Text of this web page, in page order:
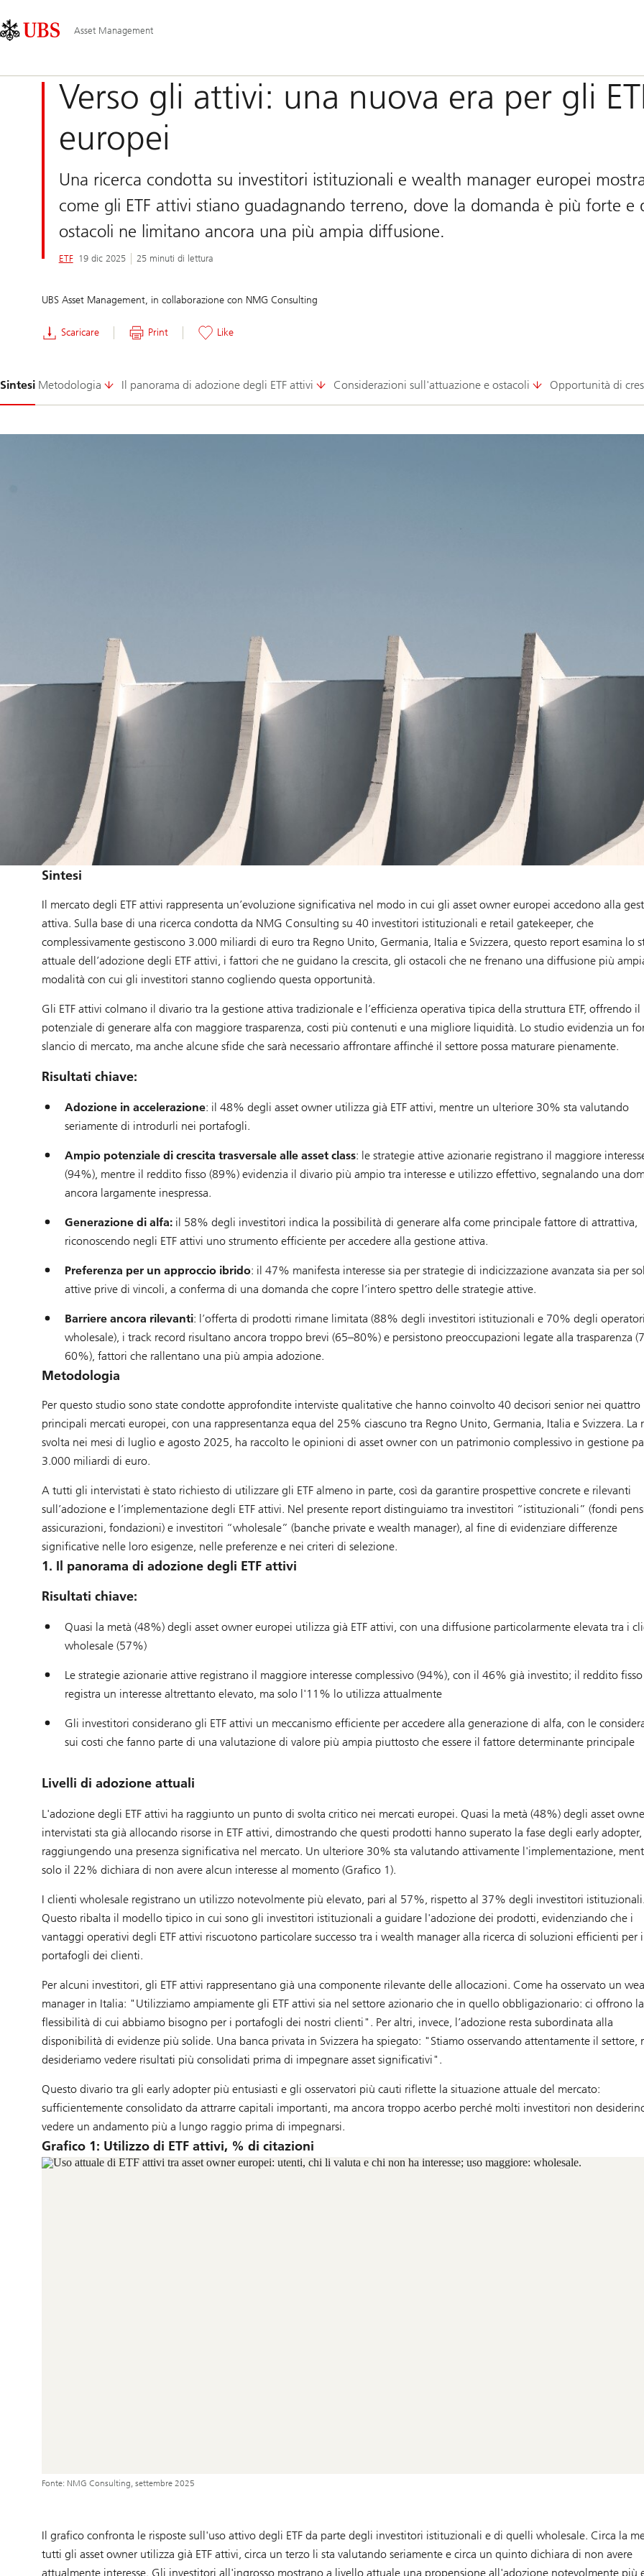
Area
principale
Asset Management
Verso gli attivi: una nuova era per gli
europei
Una ricerca condotta su investitori istituzionali e wealth manager europei
come gli ETF attivi stiano guadagnando terreno, dove la domanda è più forte e
ostacoli ne limitano ancora una più ampia diffusione.
ETF 19 dic 2025 25 minuti di lettura
UBS Asset Management, in collaborazione con NMG Consulting
Scaricare Print Like
Sintesi Metodologia Il panorama di adozione degli ETF attivi Considerazioni sull'attuazione e ostacoli Opportunità di
1-
Sintesi
Il mercato degli ETF attivi rappresenta un’evoluzione significativa nel modo in cui gli asset owner europei accedono alla
attiva. Sulla base di una ricerca condotta da NMG Consulting su 40 investitori istituzionali e retail gatekeeper, che
complessivamente gestiscono 3.000 miliardi di euro tra Regno Unito, Germania, Italia e Svizzera, questo report esamina lo
attuale dell’adozione degli ETF attivi, i fattori che ne guidano la crescita, gli ostacoli che ne frenano una diffusione più
modalità con cui gli investitori stanno cogliendo questa opportunità.
Gli ETF attivi colmano il divario tra la gestione attiva tradizionale e l’efficienza operativa tipica della struttura ETF, offrendo il
potenziale di generare alfa con maggiore trasparenza, costi più contenuti e una migliore liquidità. Lo studio evidenzia un
slancio di mercato, ma anche alcune sfide che sarà necessario affrontare affinché il settore possa maturare pienamente.
Risultati chiave:
Adozione in accelerazione: il 48% degli asset owner utilizza già ETF attivi, mentre un ulteriore 30% sta valutando
seriamente di introdurli nei portafogli.
Ampio potenziale di crescita trasversale alle asset class: le strategie attive azionarie registrano il maggiore
(94%), mentre il reddito fisso (89%) evidenzia il divario più ampio tra interesse e utilizzo effettivo, segnalando una
ancora largamente inespressa.
Generazione di alfa:il 58% degli investitori indica la possibilità di generare alfa come principale fattore di attrattiva,
riconoscendo negli ETF attivi uno strumento efficiente per accedere alla gestione attiva.
Preferenza per un approccio ibrido: il 47% manifesta interesse sia per strategie di indicizzazione avanzata sia per
attive prive di vincoli, a conferma di una domanda che copre l’intero spettro delle strategie attive.
Barriere ancora rilevanti: l’offerta di prodotti rimane limitata (88% degli investitori istituzionali e 70% degli operatori
wholesale), i track record risultano ancora troppo brevi (65–80%) e persistono preoccupazioni legate alla trasparenza
60%), fattori che rallentano una più ampia adozione.
Metodologia
Per questo studio sono state condotte approfondite interviste qualitative che hanno coinvolto 40 decisori senior nei quattro
principali mercati europei, con una rappresentanza equa del 25% ciascuno tra Regno Unito, Germania, Italia e Svizzera. La
svolta nei mesi di luglio e agosto 2025, ha raccolto le opinioni di asset owner con un patrimonio complessivo in gestione
3.000 miliardi di euro.
A tutti gli intervistati è stato richiesto di utilizzare gli ETF almeno in parte, così da garantire prospettive concrete e rilevanti
sull’adozione e l’implementazione degli ETF attivi. Nel presente report distinguiamo tra investitori “istituzionali” (fondi
assicurazioni, fondazioni) e investitori “wholesale” (banche private e wealth manager), al fine di evidenziare differenze
significative nelle loro esigenze, nelle preferenze e nei criteri di selezione.
1. Il panorama di adozione degli ETF attivi
Risultati chiave:
Quasi la metà (48%) degli asset owner europei utilizza già ETF attivi, con una diffusione particolarmente elevata tra i
wholesale (57%)
Le strategie azionarie attive registrano il maggiore interesse complessivo (94%), con il 46% già investito; il reddito
registra un interesse altrettanto elevato, ma solo l'11% lo utilizza attualmente
Gli investitori considerano gli ETF attivi un meccanismo efficiente per accedere alla generazione di alfa, con le
sui costi che fanno parte di una valutazione di valore più ampia piuttosto che essere il fattore determinante principale
Livelli di adozione attuali
L'adozione degli ETF attivi ha raggiunto un punto di svolta critico nei mercati europei. Quasi la metà (48%) degli asset
intervistati sta già allocando risorse in ETF attivi, dimostrando che questi prodotti hanno superato la fase degli early adopter,
raggiungendo una presenza significativa nel mercato. Un ulteriore 30% sta valutando attivamente l'implementazione,
solo il 22% dichiara di non avere alcun interesse al momento (Grafico 1).
I clienti wholesale registrano un utilizzo notevolmente più elevato, pari al 57%, rispetto al 37% degli investitori istituzionali.
Questo ribalta il modello tipico in cui sono gli investitori istituzionali a guidare l'adozione dei prodotti, evidenziando che i
vantaggi operativi degli ETF attivi riscuotono particolare successo tra i wealth manager alla ricerca di soluzioni efficienti per i
portafogli dei clienti.
Per alcuni investitori, gli ETF attivi rappresentano già una componente rilevante delle allocazioni. Come ha osservato un
manager in Italia: "Utilizziamo ampiamente gli ETF attivi sia nel settore azionario che in quello obbligazionario: ci offrono la
flessibilità di cui abbiamo bisogno per i portafogli dei nostri clienti". Per altri, invece, l’adozione resta subordinata alla
disponibilità di evidenze più solide. Una banca privata in Svizzera ha spiegato: "Stiamo osservando attentamente il settore,
desideriamo vedere risultati più consolidati prima di impegnare asset significativi".
Questo divario tra gli early adopter più entusiasti e gli osservatori più cauti riflette la situazione attuale del mercato:
sufficientemente consolidato da attrarre capitali importanti, ma ancora troppo acerbo perché molti investitori non
vedere un andamento più a lungo raggio prima di impegnarsi.
Grafico 1: Utilizzo di ETF attivi, % di citazioni
Fonte: NMG Consulting, settembre 2025
Il grafico confronta le risposte sull'uso attivo degli ETF da parte degli investitori istituzionali e di quelli wholesale. Circa la
tutti gli asset owner utilizza già ETF attivi, circa un terzo li sta valutando seriamente e circa un quinto dichiara di non avere
attualmente interesse. Gli investitori all'ingrosso mostrano a livello attuale una propensione all'adozione notevolmente più